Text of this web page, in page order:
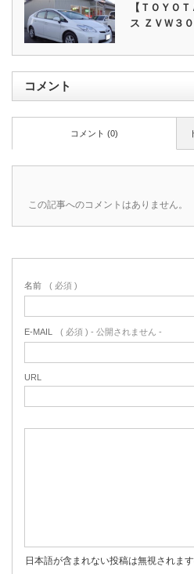
【ＴＯＹＯ
ス ＺＶＷ３
コメント
コメント (0)
この記事へのコメントはありません。
名前 ( 必須 )
E-MAIL ( 必須 ) - 公開されません -
URL
日本語が含まれない投稿は無視されま